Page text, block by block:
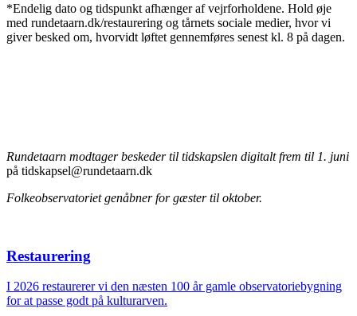
*Endelig dato og tidspunkt afhænger af vejrforholdene. Hold øje
med rundetaarn.dk/restaurering og tårnets sociale medier, hvor vi
giver besked om, hvorvidt løftet gennemføres senest kl. 8 på dagen.
Rundetaarn modtager beskeder til tidskapslen digitalt frem til 1. juni
på tidskapsel@rundetaarn.dk
Folkeobservatoriet genåbner for gæster til oktober.
Restaurering
I 2026 restaurerer vi den næsten 100 år gamle observatoriebygning
for at passe godt på kulturarven.